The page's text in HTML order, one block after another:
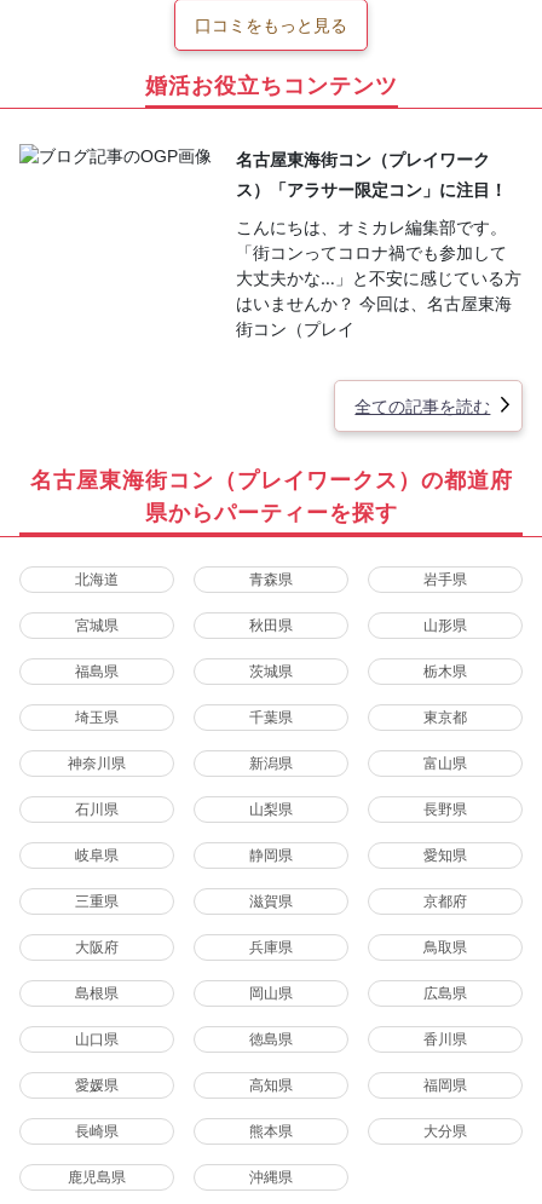
口コミをもっと見る
婚活お役立ちコンテンツ
名古屋東海街コン（プレイワーク
ス）「アラサー限定コン」に注目！
こんにちは、オミカレ編集部です。
「街コンってコロナ禍でも参加して
大丈夫かな…」と不安に感じている方
はいませんか？ 今回は、名古屋東海
街コン（プレイ
全ての記事を読む
名古屋東海街コン（プレイワークス）の都道府
県からパーティーを探す
北海道 青森県 岩手県
宮城県 秋田県 山形県
福島県 茨城県 栃木県
埼玉県 千葉県 東京都
神奈川県 新潟県 富山県
石川県 山梨県 長野県
岐阜県 静岡県 愛知県
三重県 滋賀県 京都府
大阪府 兵庫県 鳥取県
島根県 岡山県 広島県
山口県 徳島県 香川県
愛媛県 高知県 福岡県
長崎県 熊本県 大分県
鹿児島県 沖縄県